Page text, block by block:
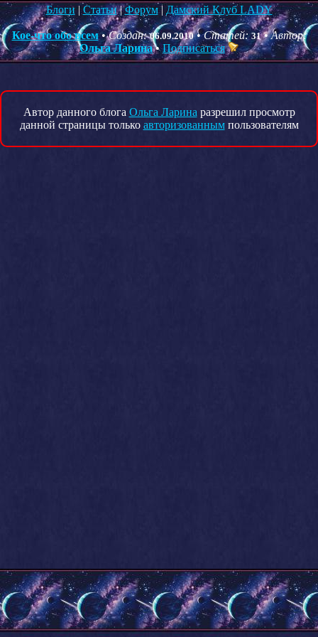
Блоги|Статьи|Форум| Дамский Клуб LADY
Кое-что обо всем•Создан: 06.09.2010•Статей: 31•Автор:
Ольга Ларина•Подписаться
Автор данного блога Ольга Ларина разрешил просмотр
данной страницы только авторизованнымпользователям